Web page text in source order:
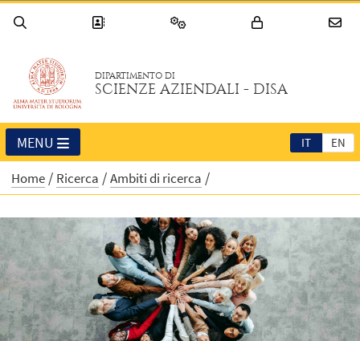
DIPARTIMENTO DI
SCIENZE AZIENDALI - DISA
IT EN
MENU
Home Ricerca Ambiti di ricerca